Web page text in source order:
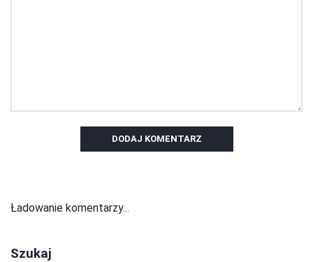
DODAJ KOMENTARZ
Ładowanie komentarzy...
Szukaj